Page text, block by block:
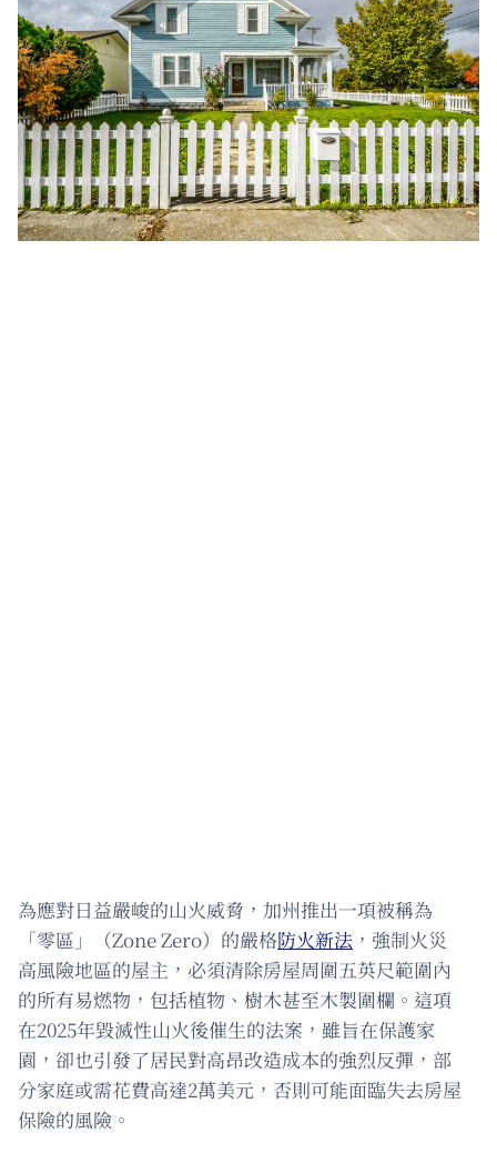
為應對日益嚴峻的山火威脅，加州推出一項被稱為
「零區」（Zone Zero）的嚴格防火新法 ，強制火災
高風險地區的屋主，必須清除房屋周圍五英尺範圍內
的所有易燃物，包括植物、樹木甚至木製圍欄。這項
在2025年毀滅性山火後催生的法案，雖旨在保護家
園，卻也引發了居民對高昂改造成本的強烈反彈，部
分家庭或需花費高達2萬美元，否則可能面臨失去房屋
保險的風險。